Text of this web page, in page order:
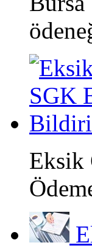
Eksik